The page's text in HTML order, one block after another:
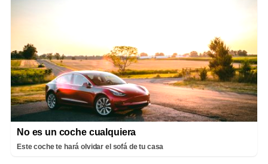
No es un coche cualquiera
Este coche te hará olvidar el sofá de tu casa